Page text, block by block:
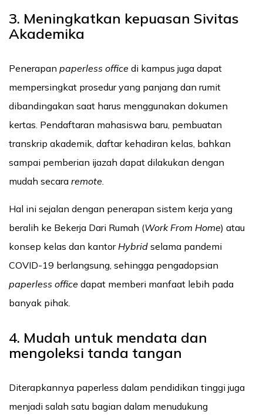
3. Meningkatkan kepuasan Sivitas
Akademika
Penerapan paperless office di kampus juga dapat
mempersingkat prosedur yang panjang dan rumit
dibandingakan saat harus menggunakan dokumen
kertas. Pendaftaran mahasiswa baru, pembuatan
transkrip akademik, daftar kehadiran kelas, bahkan
sampai pemberian ijazah dapat dilakukan dengan
mudah secara remote.
Hal ini sejalan dengan penerapan sistem kerja yang
beralih ke Bekerja Dari Rumah (Work From Home) atau
konsep kelas dan kantorHybrid selama pandemi
COVID-19 berlangsung, sehingga pengadopsian
paperless office dapat memberi manfaat lebih pada
banyak pihak.
4. Mudah untuk mendata dan
mengoleksi tanda tangan
Diterapkannya paperless dalam pendidikan tinggi juga
menjadi salah satu bagian dalam menudukung